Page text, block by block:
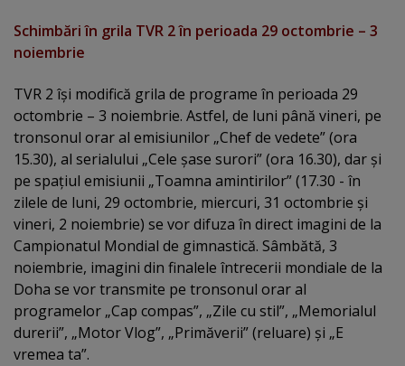
Schimbări în grila TVR 2 în perioada 29 octombrie – 3
noiembrie
TVR 2 îşi modifică grila de programe în perioada 29
octombrie – 3 noiembrie. Astfel, de luni până vineri, pe
tronsonul orar al emisiunilor „Chef de vedete” (ora
15.30), al serialului „Cele şase surori” (ora 16.30), dar şi
pe spaţiul emisiunii „Toamna amintirilor” (17.30 - în
zilele de luni, 29 octombrie, miercuri, 31 octombrie şi
vineri, 2 noiembrie) se vor difuza în direct imagini de la
Campionatul Mondial de gimnastică. Sâmbătă, 3
noiembrie, imagini din finalele întrecerii mondiale de la
Doha se vor transmite pe tronsonul orar al
programelor „Cap compas”, „Zile cu stil”, „Memorialul
durerii”, „Motor Vlog”, „Primăverii” (reluare) şi „E
vremea ta”.